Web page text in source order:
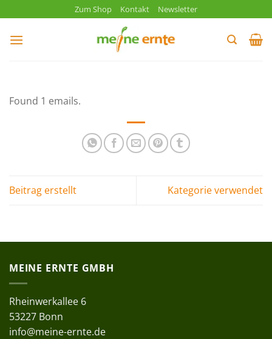
Inhalt
springen
Zum Shop Kontakt Newsletter
Found 1 emails.
Beitrag erstellt Kategorie verwendet
MEINE ERNTE GMBH
Rheinwerkallee 6
53227 Bonn
info@meine-ernte.de